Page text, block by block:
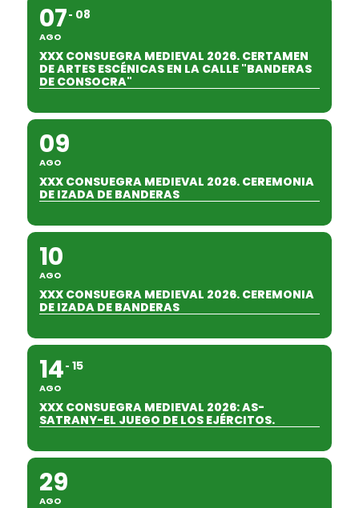
07
AGO
08
XXX CONSUEGRA MEDIEVAL 2026. CERTAMEN
DE ARTES ESCÉNICAS EN LA CALLE "BANDERAS
DE CONSOCRA"
09
AGO
XXX CONSUEGRA MEDIEVAL 2026. CEREMONIA
DE IZADA DE BANDERAS
10
AGO
XXX CONSUEGRA MEDIEVAL 2026. CEREMONIA
DE IZADA DE BANDERAS
14
AGO
15
XXX CONSUEGRA MEDIEVAL 2026: AS-
SATRANY-EL JUEGO DE LOS EJÉRCITOS.
29
AGO